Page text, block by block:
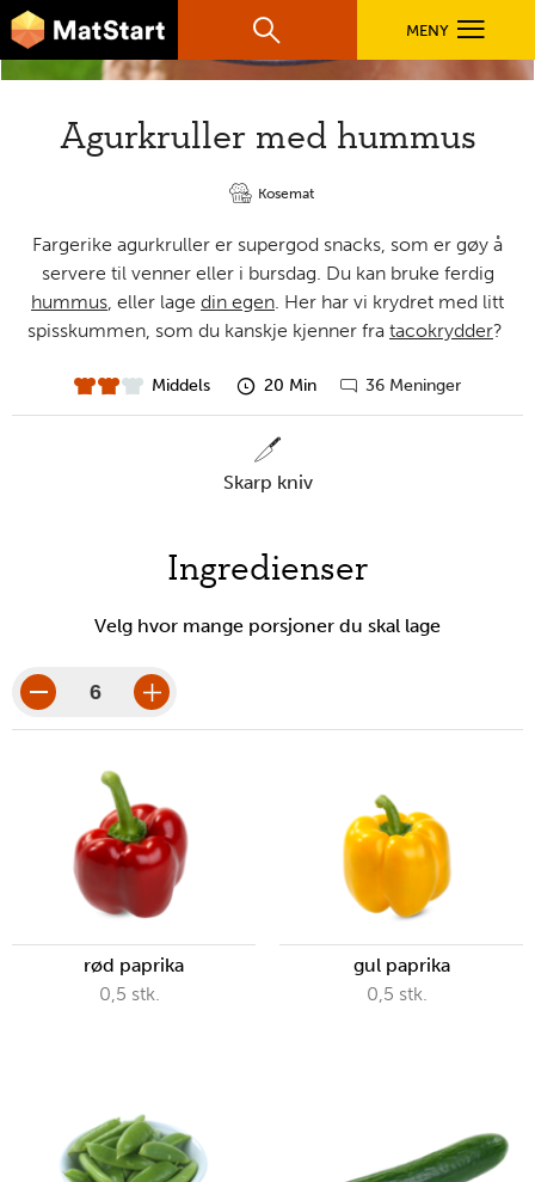
Hopp til hovedinnhold
hovednavigasjonsmobilversjon
Søk MENY
OPPSKRIFTER
FØR DU STARTER
LÆR MER
TIL DE VOKSNE
Agurkruller med hummus
Kosemat
Fargerike agurkruller er supergod snacks, som er gøy å
servere til venner eller i bursdag. Du kan bruke ferdig
hummus, eller lage din egen. Her har vi krydret med litt
spisskummen, som du kanskje kjenner fra tacokrydder?
vanskelighet
Middels
forberedelsestid
20 Min
Gå
36 Meninger
skarp kniv
Ingredienser
Velg hvor mange porsjoner du skal lage
porsjoner
rød paprika
0,5 stk.
gul paprika
0,5 stk.